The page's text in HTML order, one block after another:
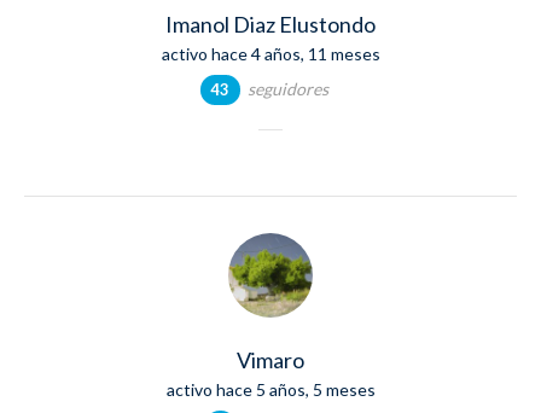
Imanol Diaz Elustondo
activo hace 4 años, 11 meses
43 seguidores
Vimaro
activo hace 5 años, 5 meses